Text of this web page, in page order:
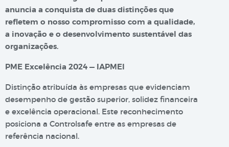
anuncia a conquista de duas distinções que
refletem o nosso compromisso com a qualidade,
a inovação e o desenvolvimento sustentável das
organizações.
PME Excelência 2024 — IAPMEI
Distinção atribuída às empresas que evidenciam
desempenho de gestão superior, solidez financeira
e excelência operacional. Este reconhecimento
posiciona a Controlsafe entre as empresas de
referência nacional.